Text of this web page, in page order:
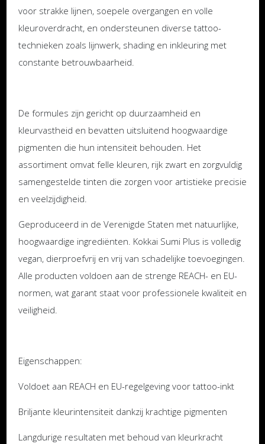
voor strakke lijnen, soepele overgangen en volle
kleuroverdracht, en ondersteunen diverse tattoo-
technieken zoals lijnwerk, shading en inkleuring met
constante betrouwbaarheid.
De formules zijn gericht op duurzaamheid en
kleurvastheid en bevatten uitsluitend hoogwaardige
pigmenten die hun intensiteit behouden. Het
assortiment omvat felle kleuren, rijk zwart en zorgvuldig
samengestelde tinten die zorgen voor artistieke precisie
en veelzijdigheid.
Geproduceerd in de Verenigde Staten met natuurlijke,
hoogwaardige ingrediënten. Kokkai Sumi Plus is volledig
vegan, dierproefvrij en vrij van schadelijke toevoegingen.
Alle producten voldoen aan de strenge REACH- en EU-
normen, wat garant staat voor professionele kwaliteit en
veiligheid.
Eigenschappen:
Voldoet aan REACH en EU-regelgeving voor tattoo-inkt
Briljante kleurintensiteit dankzij krachtige pigmenten
Langdurige resultaten met behoud van kleurkracht